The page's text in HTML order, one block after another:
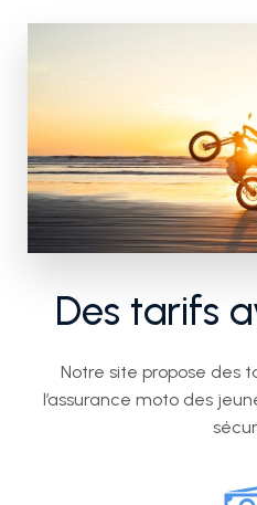
Des tarifs
Notre site propose des
l’assurance moto des